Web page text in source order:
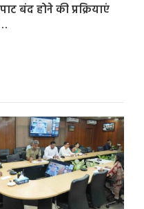
बंद होने की प्रक्रियाएं